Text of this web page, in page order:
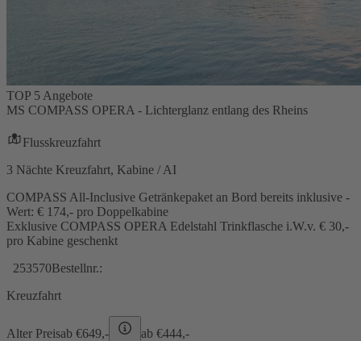
TOP 5 Angebote
MS COMPASS OPERA - Lichterglanz entlang des Rheins
Flusskreuzfahrt
3 Nächte Kreuzfahrt, Kabine / AI
COMPASS All-Inclusive Getränkepaket an Bord bereits inklusive -
Wert: € 174,- pro Doppelkabine
Exklusive COMPASS OPERA Edelstahl Trinkflasche i.W.v. € 30,-
pro Kabine geschenkt
253570Bestellnr.:
Kreuzfahrt
Alter Preisab €649,- ab €444,-